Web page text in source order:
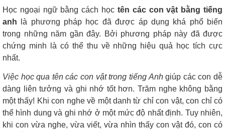
Học ngoại ngữ bằng cách học tên các con vật bằng tiếng
anh là phương pháp học đã được áp dụng khá phổ biến
trong những năm gần đây. Bởi phương pháp này đã được
chứng minh là có thể thu về những hiệu quả học tích cực
nhất.
Việc học qua tên các con vật trong tiếng Anhgiúp các con dễ
dàng liên tưởng và ghi nhớ tốt hơn. Trăm nghe không bằng
một thấy! Khi con nghe về một danh từ chỉ con vật, con chỉ có
thể hình dung và ghi nhớ ở một mức độ nhất định. Tuy nhiên,
khi con vừa nghe, vừa viết, vừa nhìn thấy con vật đó, con có